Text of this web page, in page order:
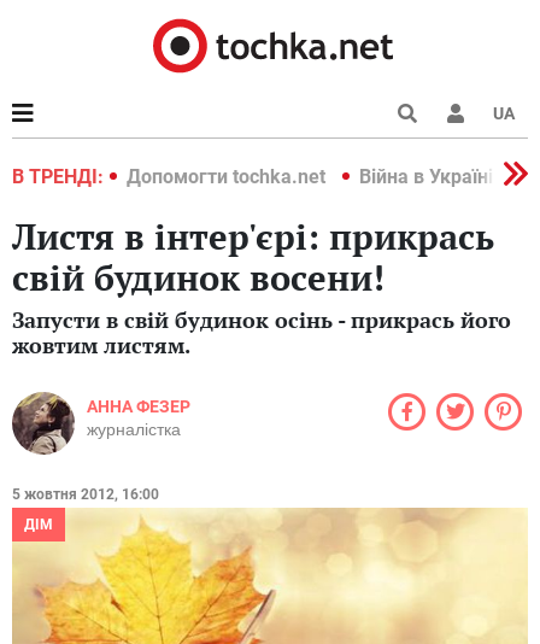
UA
В ТРЕНДІ:
2022 Допомогти tochka.net Війна в Україні 2022
Листя в інтер'єрі: прикрась
свій будинок восени!
Запусти в свій будинок осінь - прикрась його
жовтим листям.
АННА ФЕЗЕР
журналістка
5 жовтня 2012, 16:00
ДІМ